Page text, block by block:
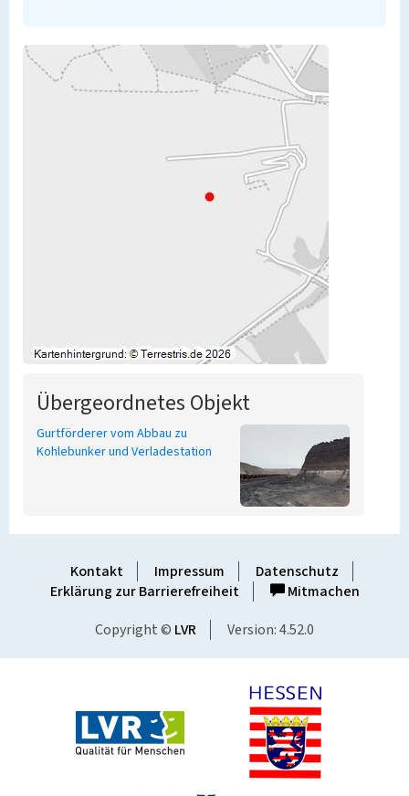
Übergeordnetes Objekt
Gurtförderer vom Abbau zu
Kohlebunker und Verladestation
Kontakt Impressum
Datenschutz
Erklärung zur Barrierefreiheit
Mitmachen
Copyright © LVR Version: 4.52.0